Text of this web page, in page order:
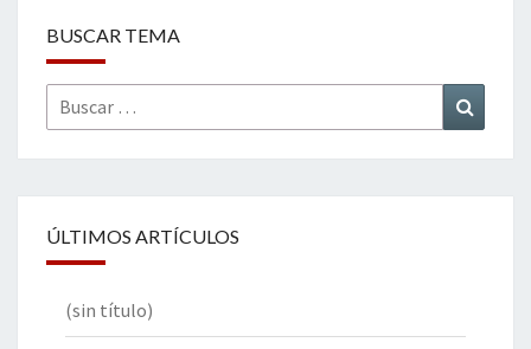
BUSCAR TEMA
Buscar
por:
ÚLTIMOS ARTÍCULOS
(sin título)